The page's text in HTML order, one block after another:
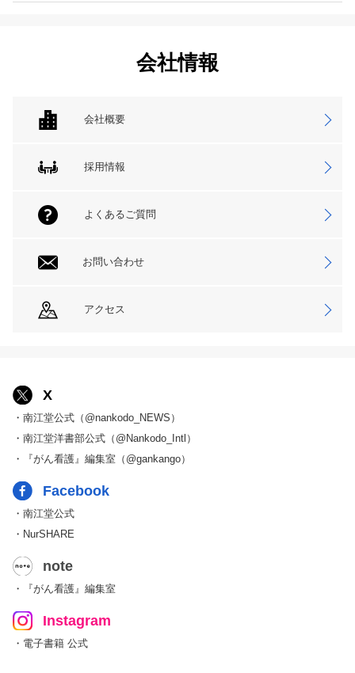
会社情報
会社概要
採用情報
よくあるご質問
お問い合わせ
アクセス
X
・南江堂公式（@nankodo_NEWS）
・南江堂洋書部公式（@Nankodo_Intl）
・『がん看護』編集室（@gankango）
Facebook
・南江堂公式
・NurSHARE
note
・『がん看護』編集室
Instagram
・電子書籍 公式